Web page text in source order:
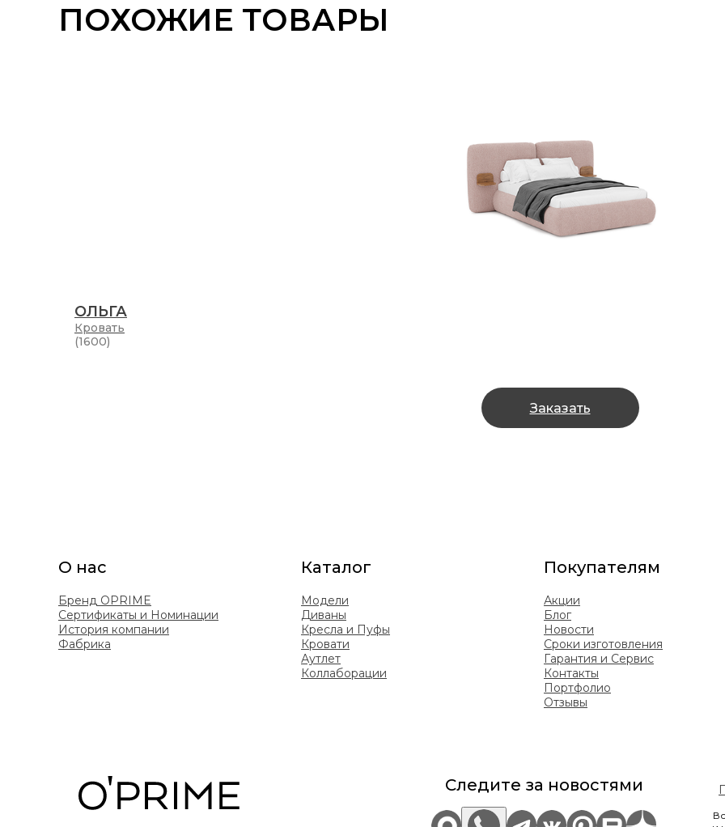
ПОХОЖИЕ ТОВАРЫ
ОЛЬГА
Кровать
(1600)
Заказать
О нас
Бренд OPRIME
Сертификаты и Номинации
История компании
Фабрика
Каталог
Модели
Диваны
Кресла и Пуфы
Кровати
Аутлет
Коллаборации
Покупателям
Акции
Блог
Новости
Сроки изготовления
Гарантия и Сервис
Контакты
Портфолио
Отзывы
Следите за новостями